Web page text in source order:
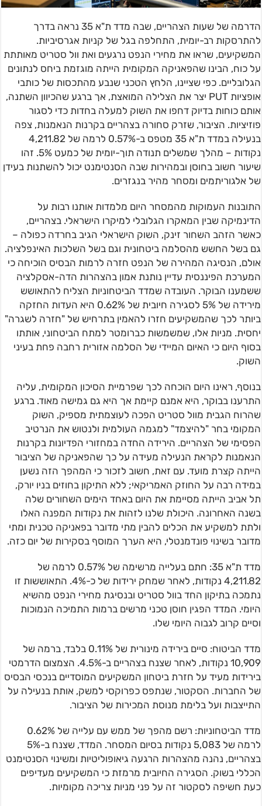
הדרמה של שעות הצהריים, שבה מדד ת"א 35 נראה בדרך
להתרסקות רב-יומית, התחלפה בגל של קניות אגרסיביות.
המשקיעים, שראו את מחירי הנפט נרגעים ואת וול סטריט מאותתת
על כוח, הבינו שהפאניקה המקומית הייתה מוגזמת ביחס לנתונים
הגלובליים. כפי שציינו, הלחץ הטכני שנבע מהתכסות של כותבי
אופציות PUT יצר את הצלילה המואצת, אך ברגע שהכיוון השתנה,
אותם כוחות בדיוק דחפו את השוק למעלה בחדות כדי לסגור
פוזיציות. הציבור, שזרק סחורה בצהריים בקרנות הנאמנות, צפה
בנעילה במדד ת"א 35 מטפס ב-0.57% לרמה של 4,211.82
נקודות – מהלך שמשלים תנודה תוך-יומית של כמעט 5%. זהו
שיעור חשוב בחוסן ובמהירות שבה הסנטימנט יכול להשתנות בעידן
של אלגוריתמים ומסחר מהיר בנגזרים.
התובנות העמוקות מהמסחר היום מלמדות אותנו רבות על
הדינמיקה שבין המאקרו הגלובלי למיקרו הישראלי. בצהריים,
כאשר הזהב השחור זינק, השוק הישראלי הגיב בחרדה כפולה –
גם בשל החשש מהסלמה ביטחונית וגם בשל השלכות האינפלציה.
אולם, הנסיגה המהירה של הנפט חזרה לרמות הבסיס הוכיחה כי
המערכת הפיננסית עדיין נותנת אמון בהצהרות הדה-אסקלציה
ששמענו הבוקר. העובדה שמדד הביטחוניות הצליח להתאושש
מירידה של 5% לסגירה חיובית של 0.62% היא העדות החזקה
ביותר לכך שהמשקיעים חזרו להאמין בתרחיש של "חזרה לשגרה"
יחסית. מניות אלו, שמשמשות כברומטר למתח הביטחוני, אותתו
בסוף היום כי האיום המיידי של הסלמה אזורית רחבה פחת בעיני
השוק.
בנוסף, ראינו היום הוכחה לכך שפרמיית הסיכון המקומית, עליה
התרענו בבוקר, היא אמנם קיימת אך היא גם גמישה מאוד. ברגע
שהרוח הגבית מוול סטריט הפכה לעוצמתית מספיק, השוק
המקומי בחר "להיצמד" למגמה העולמית ולנטוש את הנרטיב
הפסימי של הצהריים. הירידה החדה במחזורי הפדיונות בקרנות
הנאמנות לקראת הנעילה מעידה על כך שהפאניקה של הציבור
הייתה קצרת מועד. עם זאת, חשוב לזכור כי המהפך הזה נשען
במידה רבה על החוזק האמריקאי; ללא התיקון בחוזים בניו יורק,
תל אביב הייתה מסיימת את היום באחד הימים השחורים שלה
בשנה האחרונה. היכולת שלנו לזהות את נקודות המפנה האלו
ולתת למשקיע את הכלים להבין מתי מדובר בפאניקה טכנית ומתי
מדובר בשינוי פונדמנטלי, היא הערך המוסף בסקירות של יום כזה.
מדד ת"א 35: חתם בעלייה מרשימה של 0.57% לרמה של
4,211.82 נקודות, לאחר שמחק ירידות של כ-4%. התאוששות זו
נתמכה בתיקון החד בוול סטריט ובנסיגת מחירי הנפט מהשיא
היומי. המדד הפגין חוסן טכני מרשים ברמות התמיכה הנמוכות
וסיים קרוב לגבוה היומי שלו.
מדד הביטוח: סיים בירידה מינורית של 0.11% בלבד, ברמה של
10,909 נקודות, לאחר שצנח בצהריים ב-4.5%. הצמצום הדרמטי
בירידות מעיד על חזרת ביטחון המשקיעים המוסדיים בנכסי הבסיס
של החברות. הסקטור, שנתפס כפרוקסי למשק, אותת בנעילה על
התייצבות ועל בלימת מנוסת המכירות של הציבור.
מדד הביטחוניות: רשם מהפך של ממש עם עלייה של 0.62%
לרמה של 5,083 נקודות בסיום המסחר. המדד, שצנח ב-5%
בצהריים, נהנה מהצהרות הרגעה גיאופוליטיות ומשינוי הסנטימנט
הכללי בשוק. הסגירה החיובית מרמזת כי המשקיעים מעדיפים
כעת חשיפה לסקטור זה על פני מניות צריכה מקומיות.